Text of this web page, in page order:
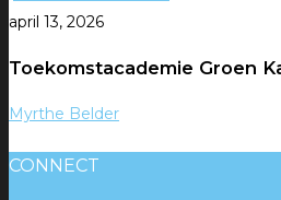
april 13, 2026
Toekomstacademie Groen
Myrthe Belder
CONNECT